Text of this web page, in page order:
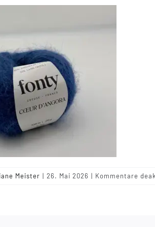
Meister | 26. Mai 2026 | Kommentare